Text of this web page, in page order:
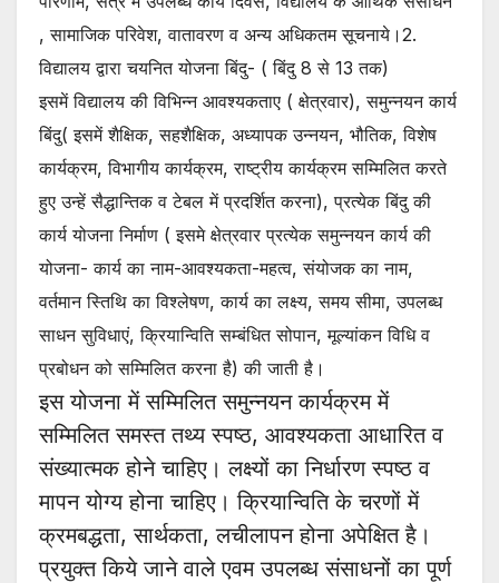
, सामाजिक परिवेश, वातावरण व अन्य अधिकतम सूचनाये।2.
विद्यालय द्वारा चयनित योजना बिंदु- ( बिंदु 8 से 13 तक)
इसमें विद्यालय की विभिन्न आवश्यकताए ( क्षेत्रवार), समुन्नयन कार्य
बिंदु( इसमें शैक्षिक, सहशैक्षिक, अध्यापक उन्नयन, भौतिक, विशेष
कार्यक्रम, विभागीय कार्यक्रम, राष्ट्रीय कार्यक्रम सम्मिलित करते
हुए उन्हें सैद्धान्तिक व टेबल में प्रदर्शित करना), प्रत्येक बिंदु की
कार्य योजना निर्माण ( इसमे क्षेत्रवार प्रत्येक समुन्नयन कार्य की
योजना- कार्य का नाम-आवश्यकता-महत्व, संयोजक का नाम,
वर्तमान स्तिथि का विश्लेषण, कार्य का लक्ष्य, समय सीमा, उपलब्ध
साधन सुविधाएं, क्रियान्विति सम्बंधित सोपान, मूल्यांकन विधि व
प्रबोधन को सम्मिलित करना है) की जाती है।
इस योजना में सम्मिलित समुन्नयन कार्यक्रम में
सम्मिलित समस्त तथ्य स्पष्ठ, आवश्यकता आधारित व
संख्यात्मक होने चाहिए। लक्ष्यों का निर्धारण स्पष्ठ व
मापन योग्य होना चाहिए। क्रियान्विति के चरणों में
क्रमबद्धता, सार्थकता, लचीलापन होना अपेक्षित है।
प्रयुक्त किये जाने वाले एवम उपलब्ध संसाधनों का पूर्ण